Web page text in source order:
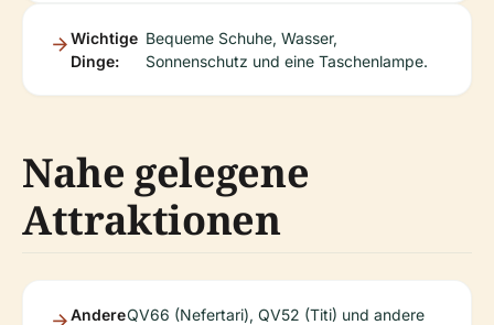
Wichtige
Dinge:
Bequeme Schuhe, Wasser,
Sonnenschutz und eine Taschenlampe.
Nahe gelegene
Attraktionen
AndereQV66 (Nefertari), QV52 (Titi) und andere